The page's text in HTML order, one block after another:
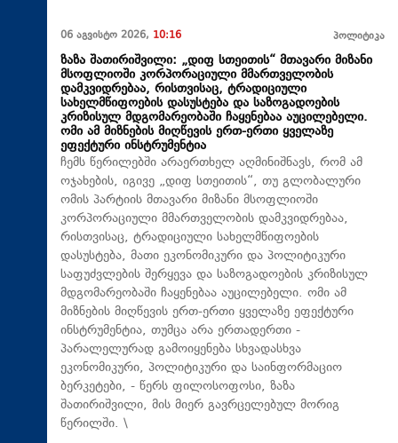
06 აგვისტო 2026, 10:16 პოლიტიკა
ზაზა შათირიშვილი: „დიფ სთეითის“ მთავარი მიზანი
მსოფლიოში კორპორაციული მმართველობის
დამკვიდრებაა, რისთვისაც, ტრადიციული
სახელმწიფოების დასუსტება და საზოგადოების
კრიზისულ მდგომარეობაში ჩაყენებაა აუცილებელი.
ომი ამ მიზნების მიღწევის ერთ-ერთი ყველაზე
ეფექტური ინსტრუმენტია
ჩემს წერილებში არაერთხელ აღმინიშნავს, რომ ამ
ოჯახების, იგივე „დიფ სთეითის“, თუ გლობალური
ომის პარტიის მთავარი მიზანი მსოფლიოში
კორპორაციული მმართველობის დამკვიდრებაა,
რისთვისაც, ტრადიციული სახელმწიფოების
დასუსტება, მათი ეკონომიკური და პოლიტიკური
საფუძვლების შერყევა და საზოგადოების კრიზისულ
მდგომარეობაში ჩაყენებაა აუცილებელი. ომი ამ
მიზნების მიღწევის ერთ-ერთი ყველაზე ეფექტური
ინსტრუმენტია, თუმცა არა ერთადერთი -
პარალელურად გამოიყენება სხვადასხვა
ეკონომიკური, პოლიტიკური და საინფორმაციო
ბერკეტები, - წერს ფილოსოფოსი, ზაზა
შათირიშვილი, მის მიერ გავრცელებულ მორიგ
წერილში. \